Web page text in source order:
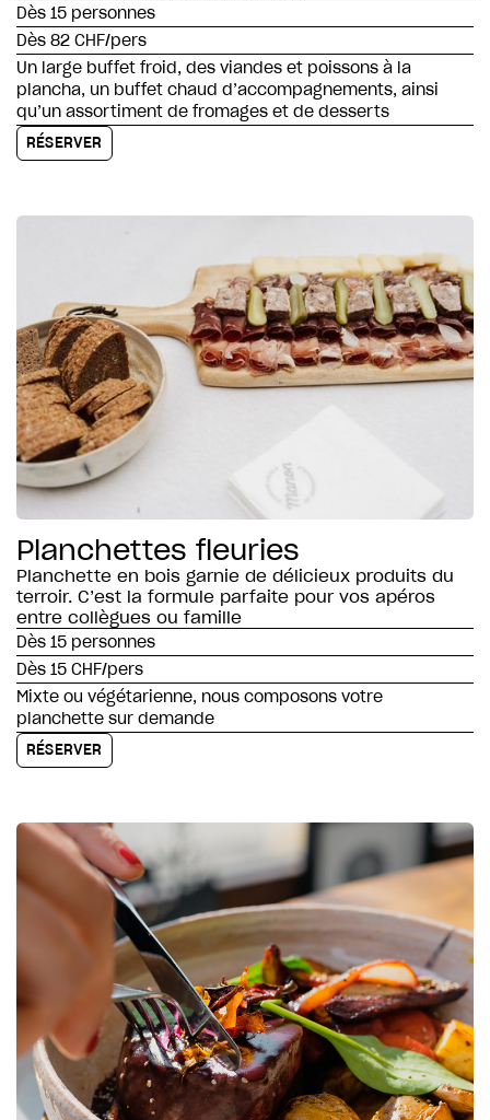
Dès 15 personnes
Dès 82 CHF/pers
Un large buffet froid, des viandes et poissons à la
plancha, un buffet chaud d’accompagnements, ainsi
qu’un assortiment de fromages et de desserts
RÉSERVER
Planchettes fleuries
Planchette en bois garnie de délicieux produits du
terroir. C’est la formule parfaite pour vos apéros
entre collègues ou famille
Dès 15 personnes
Dès 15 CHF/pers
Mixte ou végétarienne, nous composons votre
planchette sur demande
RÉSERVER